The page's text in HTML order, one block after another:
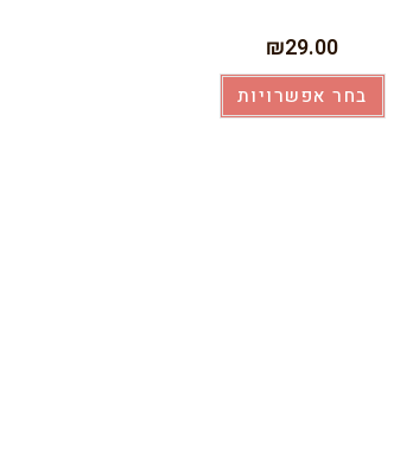
₪29.00
בחר אפשרויות